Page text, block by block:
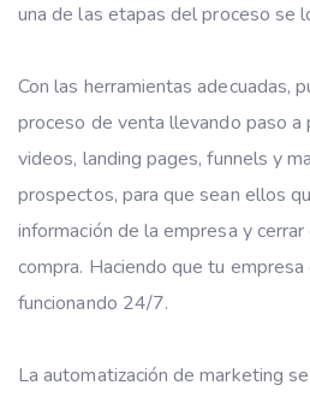
una de las etapas del proceso se
Con las herramientas adecuadas,
proceso de venta llevando paso a
videos, landing pages, funnels y
prospectos, para que sean ellos
información de la empresa y
compra. Haciendo que tu
funcionando 24/7.
La automatización de marketing